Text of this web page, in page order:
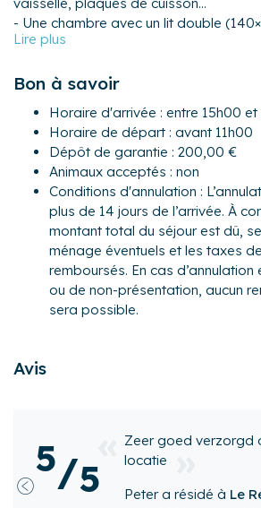
- Une chambre avec un lit double
- Une salle d'eau avec douche
dans un environnement très agréable.
bénéficier à proximité de tous les
mais aussi de boutiques, restaurants,
Transports :
Si vous choisissez de venir en voiture,
garer gratuitement dans les rues à
Pour ce qui est des autres modes de
quelques informations qui pourront
- Gare la plus proche : Deauville
- Aéroport le plus proche : Caen à
- Draps et serviettes inclus.
logement pour les futurs visiteurs.
un état correct de propreté et de
électroménagers après usage.
- Toute demande d'arrivée ou de
Bon à savoir
Horaire d'arrivée : entre 15h00
Horaire de départ : avant 11h00
Dépôt de garantie : 200,00 €
Animaux acceptés : non
Conditions d'annulation :
plus de 14 jours de l’arrivée. À
montant total du séjour est dû,
ménage éventuels et les taxes
remboursés. En cas
ou de non-présentation, aucun
sera possible.
Avis
op een goede
Le Refuge Urbain
en
5 5